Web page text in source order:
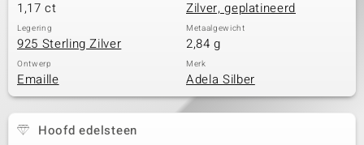
1,17 ct Zilver, geplatineerd
Legering
925 Sterling Zilver
Metaalgewicht
2,84 g
Ontwerp
Emaille
Merk
Adela Silber
Hoofd edelsteen